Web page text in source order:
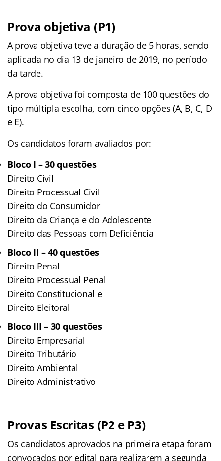
Prova objetiva (P1)
A prova objetiva teve a duração de 5 horas, sendo
aplicada no dia 13 de janeiro de 2019, no período
da tarde.
A prova objetiva foi composta de 100 questões do
tipo múltipla escolha, com cinco opções (A, B, C, D
e E).
Os candidatos foram avaliados por:
Bloco I – 30 questões
Direito Civil
Direito Processual Civil
Direito do Consumidor
Direito da Criança e do Adolescente
Direito das Pessoas com Deficiência
Bloco II – 40 questões
Direito Penal
Direito Processual Penal
Direito Constitucional e
Direito Eleitoral
Bloco III – 30 questões
Direito Empresarial
Direito Tributário
Direito Ambiental
Direito Administrativo
Provas Escritas (P2 e P3)
Os candidatos aprovados na primeira etapa foram
convocados por edital para realizarem a segunda